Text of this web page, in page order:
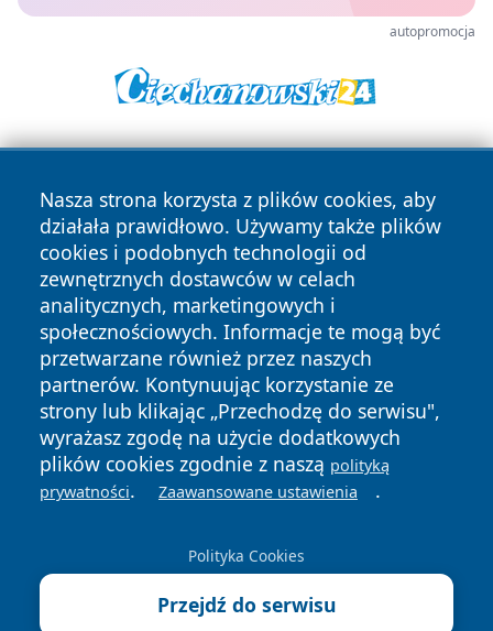
autopromocja
Nasza strona korzysta z plików cookies, aby
działała prawidłowo. Używamy także plików
cookies i podobnych technologii od
zewnętrznych dostawców w celach
analitycznych, marketingowych i
społecznościowych. Informacje te mogą być
przetwarzane również przez naszych
partnerów. Kontynuując korzystanie ze
strony lub klikając „Przechodzę do serwisu",
wyrażasz zgodę na użycie dodatkowych
plików cookies zgodnie z naszą polityką
prywatności. Zaawansowane ustawienia .
Polityka Cookies
Przejdź do serwisu
Copyright © 2026 portalkalisz.pl Wszystkie prawa
zastrzeżone.
News Autorzy
Polityka
Prywatności
Polityka
Cookies